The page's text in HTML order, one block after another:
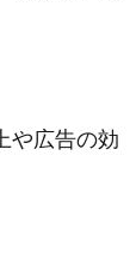
や広告の効